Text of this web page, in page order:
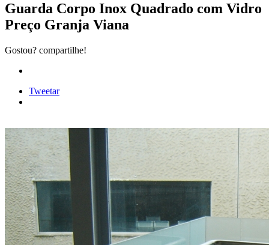
Guarda Corpo Inox Quadrado com Vidro
Preço Granja Viana
Gostou? compartilhe!
Tweetar